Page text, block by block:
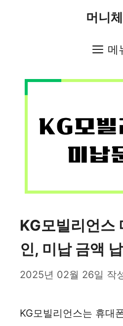
머니
메
KG모빌리언스
인, 미납 금액
2025년 02월 26일 작
KG모빌리언스는 휴대